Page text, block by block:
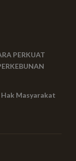
PERKUAT
Masyarakat